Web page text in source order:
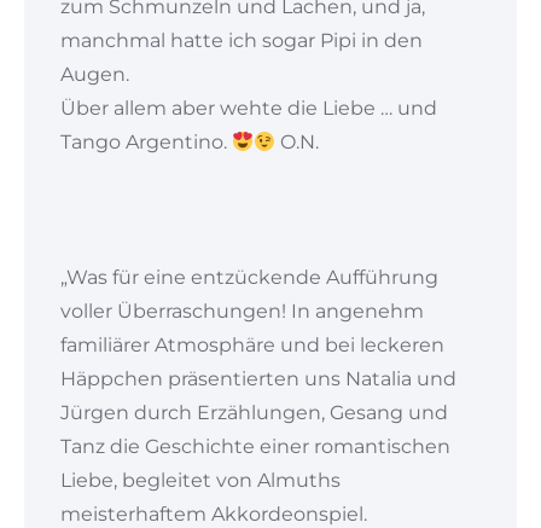
zum Schmunzeln und Lachen, und ja,
manchmal hatte ich sogar Pipi in den
Augen.
Über allem aber wehte die Liebe … und
Tango Argentino.
O.N.
„Was für eine entzückende Aufführung
voller Überraschungen! In angenehm
familiärer Atmosphäre und bei leckeren
Häppchen präsentierten uns Natalia und
Jürgen durch Erzählungen, Gesang und
Tanz die Geschichte einer romantischen
Liebe, begleitet von Almuths
meisterhaftem Akkordeonspiel.